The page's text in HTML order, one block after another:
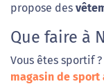
propose des
Que faire à
Vous êtes sportif
magasin de sport